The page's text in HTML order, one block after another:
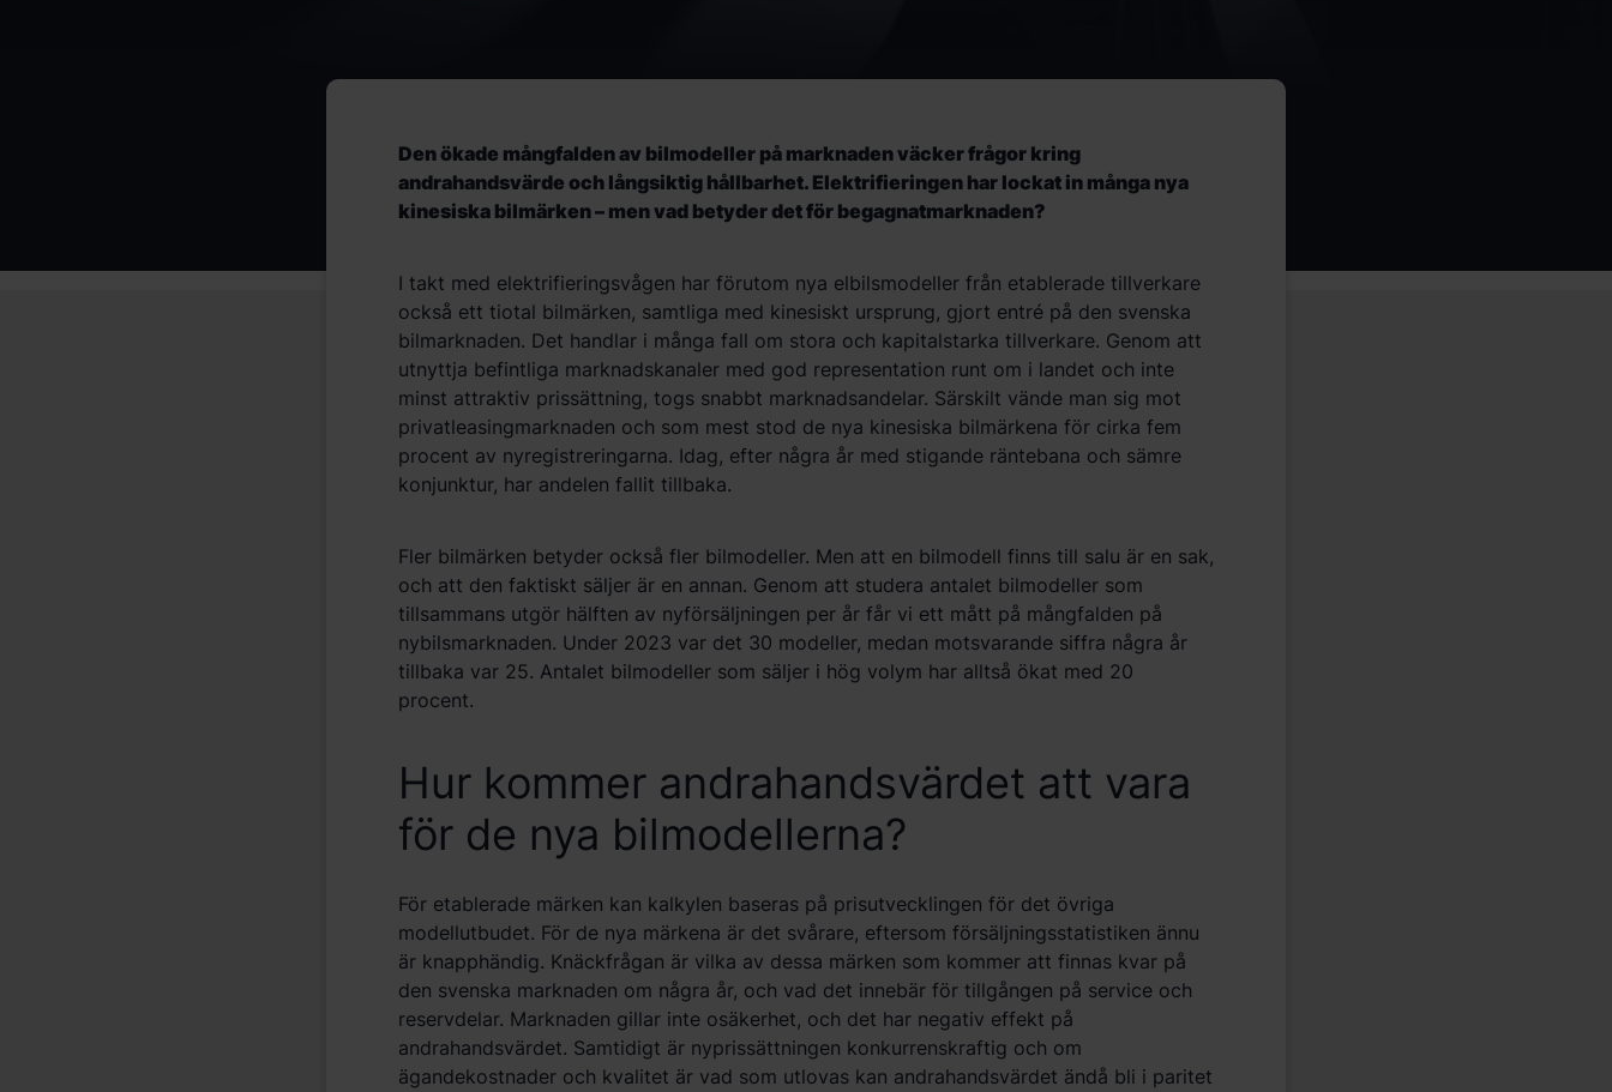
Den ökade mångfalden av bilmodeller på marknaden väcker frågor kring
andrahandsvärde och långsiktig hållbarhet. Elektrifieringen har lockat in många nya
kinesiska bilmärken – men vad betyder det för begagnatmarknaden?
I takt med elektrifieringsvågen har förutom nya elbilsmodeller från etablerade tillverkare
också ett tiotal bilmärken, samtliga med kinesiskt ursprung, gjort entré på den svenska
bilmarknaden. Det handlar i många fall om stora och kapitalstarka tillverkare. Genom att
utnyttja befintliga marknadskanaler med god representation runt om i landet och inte
minst attraktiv prissättning, togs snabbt marknadsandelar. Särskilt vände man sig mot
privatleasingmarknaden och som mest stod de nya kinesiska bilmärkena för cirka fem
procent av nyregistreringarna. Idag, efter några år med stigande räntebana och sämre
konjunktur, har andelen fallit tillbaka.
Fler bilmärken betyder också fler bilmodeller. Men att en bilmodell finns till salu är en sak,
och att den faktiskt säljer är en annan. Genom att studera antalet bilmodeller som
tillsammans utgör hälften av nyförsäljningen per år får vi ett mått på mångfalden på
nybilsmarknaden. Under 2023 var det 30 modeller, medan motsvarande siffra några år
tillbaka var 25. Antalet bilmodeller som säljer i hög volym har alltså ökat med 20
procent.
Hur kommer andrahandsvärdet att vara
för de nya bilmodellerna?
För etablerade märken kan kalkylen baseras på prisutvecklingen för det övriga
modellutbudet. För de nya märkena är det svårare, eftersom försäljningsstatistiken ännu
är knapphändig. Knäckfrågan är vilka av dessa märken som kommer att finnas kvar på
den svenska marknaden om några år, och vad det innebär för tillgången på service och
reservdelar. Marknaden gillar inte osäkerhet, och det har negativ effekt på
andrahandsvärdet. Samtidigt är nyprissättningen konkurrenskraftig och om
ägandekostnader och kvalitet är vad som utlovas kan andrahandsvärdet ändå bli i paritet